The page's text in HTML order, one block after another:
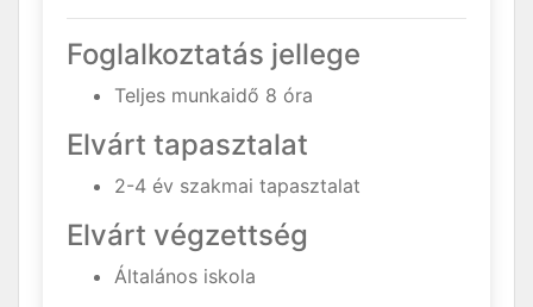
Foglalkoztatás jellege
Teljes munkaidő 8 óra
Elvárt tapasztalat
2-4 év szakmai tapasztalat
Elvárt végzettség
Általános iskola